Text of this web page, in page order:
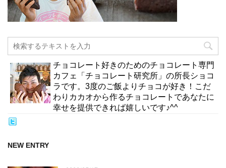
チョコレート好きのためのチョコレート専門
カフェ「チョコレート研究所」の所長ショコ
ラです。3度のご飯よりチョコが好き！こだ
わりカカオから作るチョコレートであなたに
幸せを提供できれば嬉しいです♪^^
NEW ENTRY